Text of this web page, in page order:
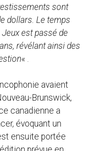
sont
dollars. Le temps
est passé de
révélant ainsi des
« .
avaient
Brunswick,
canadienne a
évoquant un
ensuite portée